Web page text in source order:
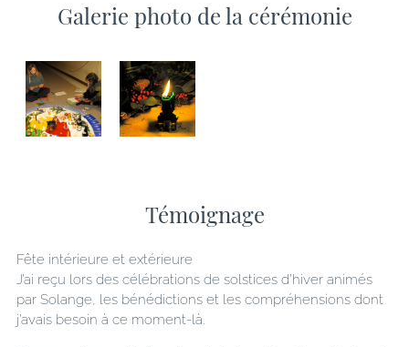
Galerie photo de la cérémonie
Témoignage
Fête intérieure et extérieure
J’ai reçu lors des célébrations de solstices d’hiver animés
par Solange, les bénédictions et les compréhensions dont
j’avais besoin à ce moment-là.